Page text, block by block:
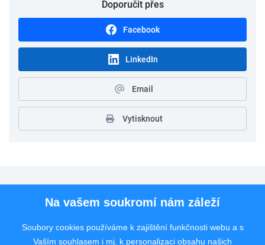
Doporučit přes
Facebook
LinkedIn
Email
Vytisknout
Pro uchazečeNa vašem soukromí nám záleží
Soubory cookies používáme k zajištění funkčnosti webu a s
Vaším souhlasem i mj. k personalizaci obsahu našich